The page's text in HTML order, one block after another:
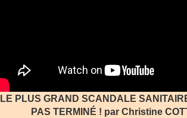
LE PLUS GRAND SCANDALE
PAS TERMINÉ ! par Christine